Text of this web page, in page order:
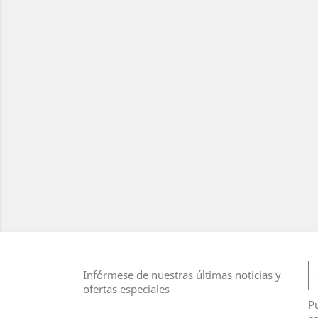
Infórmese de nuestras últimas noticias y
ofertas especiales